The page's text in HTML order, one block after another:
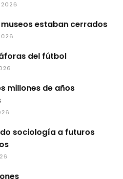
2026
estaban cerrados
del fútbol
millones de años
sociología a futuros